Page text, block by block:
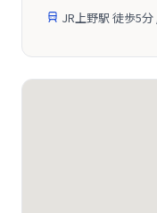
JR上野駅 徒歩5